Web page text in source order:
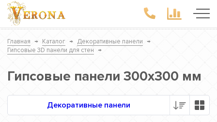
Главная → Каталог → Декоративные панели
→
Гипсовые 3D панели для стен
→
Гипсовые панели 300х300 мм
Декоративные панели